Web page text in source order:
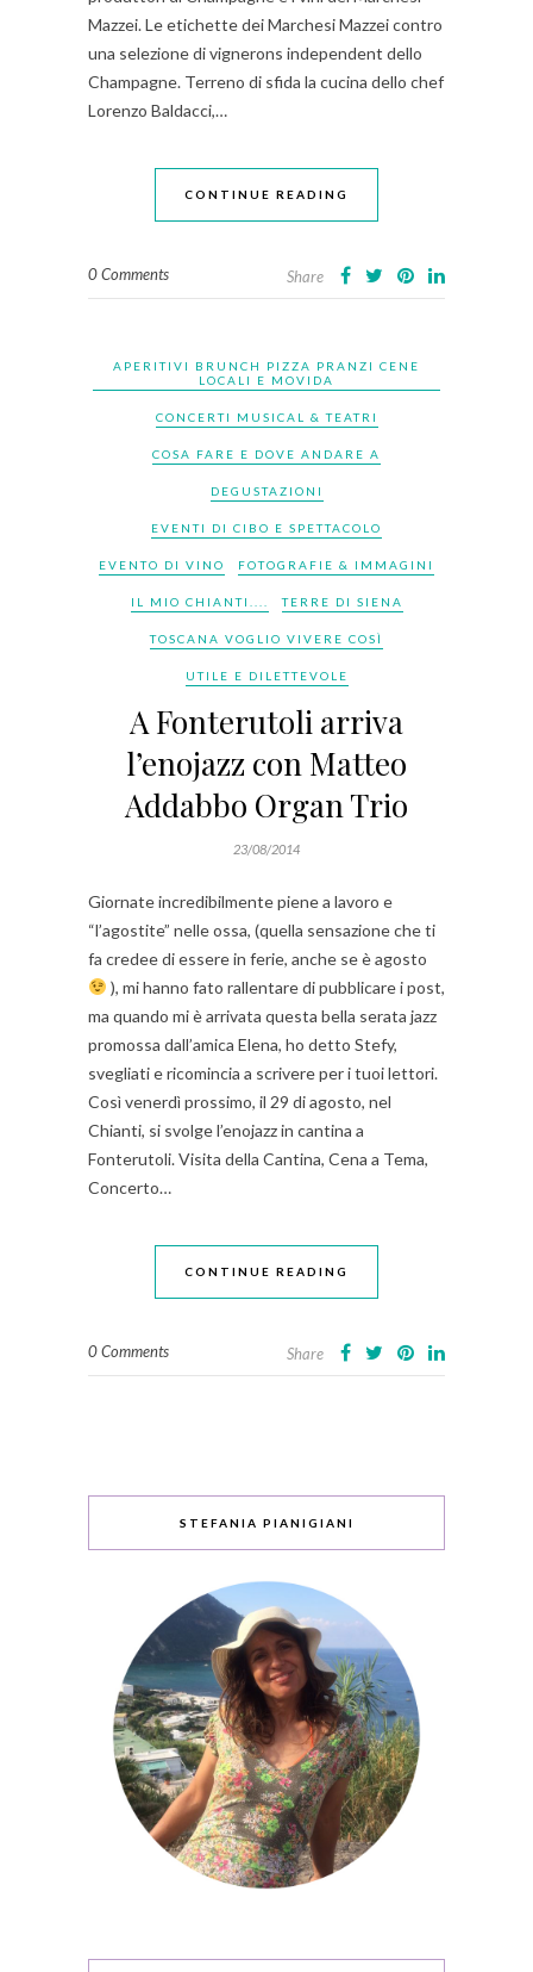
Mazzei. Le etichette dei Marchesi Mazzei contro
una selezione di vignerons independent dello
Champagne. Terreno di sfida la cucina dello chef
Lorenzo Baldacci,…
CONTINUE READING
0 Comments Share
APERITIVI BRUNCH PIZZA PRANZI CENE
LOCALI E MOVIDA
CONCERTI MUSICAL & TEATRI
COSA FARE E DOVE ANDARE A
DEGUSTAZIONI
EVENTI DI CIBO E SPETTACOLO
EVENTO DI VINO FOTOGRAFIE & IMMAGINI
IL MIO CHIANTI.... TERRE DI SIENA
TOSCANA VOGLIO VIVERE COSÌ
UTILE E DILETTEVOLE
A Fonterutoli arriva
l’enojazz con Matteo
Addabbo Organ Trio
23/08/2014
Giornate incredibilmente piene a lavoro e
“l’agostite” nelle ossa, (quella sensazione che ti
fa credee di essere in ferie, anche se è agosto
), mi hanno fato rallentare di pubblicare i post,
ma quando mi è arrivata questa bella serata jazz
promossa dall’amica Elena, ho detto Stefy,
svegliati e ricomincia a scrivere per i tuoi lettori.
Così venerdì prossimo, il 29 di agosto, nel
Chianti, si svolge l’enojazz in cantina a
Fonterutoli. Visita della Cantina, Cena a Tema,
Concerto…
CONTINUE READING
0 Comments Share
STEFANIA PIANIGIANI